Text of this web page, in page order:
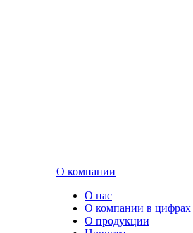
О компании
О нас
О компании в цифрах
О продукции